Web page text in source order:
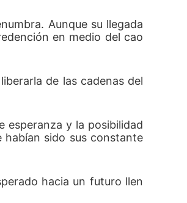
Aunque su llegada
en medio del cao
de las cadenas del
esperanza y la posibilidad
habían sido sus constante
hacia un futuro llen